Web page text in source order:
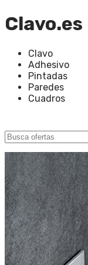
Clavo.es
Clavo
Adhesivo
Pintadas
Paredes
Cuadros